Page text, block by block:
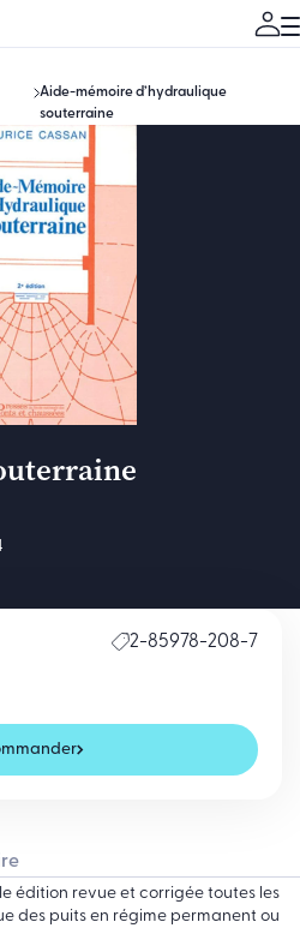
Aide-mémoire d’hydraulique
souterraine
2-85978-208-7
édition revue et corrigée toutes les
des puits en régime permanent ou